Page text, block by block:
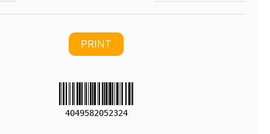
PRINT
4049582052324